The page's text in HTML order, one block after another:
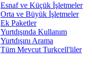
Esnaf ve Küçük İşletmeler
Orta ve Büyük İşletmeler
Ek Paketler
Yurtdışında Kullanım
Yurtdışını Arama
Tüm Mevcut Turkcell'liler